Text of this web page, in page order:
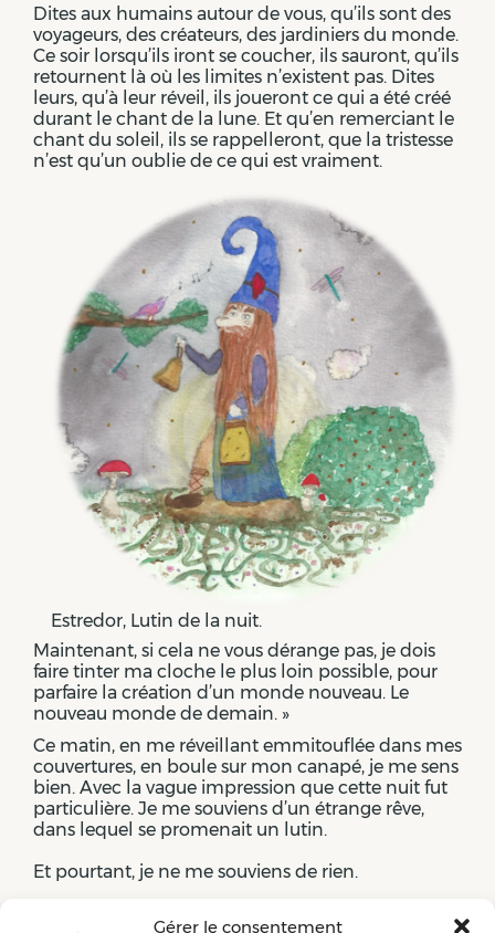
Gérer le consentement
Dites aux humains autour de vous, qu’ils sont des
voyageurs, des créateurs, des jardiniers du monde.
Ce soir lorsqu’ils iront se coucher, ils sauront, qu’ils
retournent là où les limites n’existent pas. Dites
leurs, qu’à leur réveil, ils joueront ce qui a été créé
durant le chant de la lune. Et qu’en remerciant le
chant du soleil, ils se rappelleront, que la tristesse
n’est qu’un oublie de ce qui est vraiment.
Estredor, Lutin de la nuit.
Maintenant, si cela ne vous dérange pas, je dois
faire tinter ma cloche le plus loin possible, pour
parfaire la création d’un monde nouveau. Le
nouveau monde de demain. »
Ce matin, en me réveillant emmitouflée dans mes
couvertures, en boule sur mon canapé, je me sens
bien. Avec la vague impression que cette nuit fut
particulière. Je me souviens d’un étrange rêve,
dans lequel se promenait un lutin.
Et pourtant, je ne me souviens de rien.